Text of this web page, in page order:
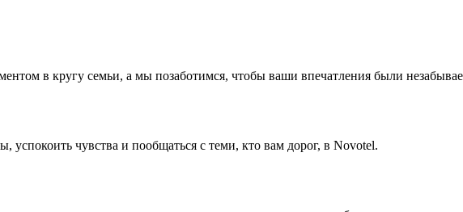
в кругу семьи, а мы позаботимся, чтобы ваши впечатления были
успокоить чувства и пообщаться с теми, кто вам дорог, в Novotel.